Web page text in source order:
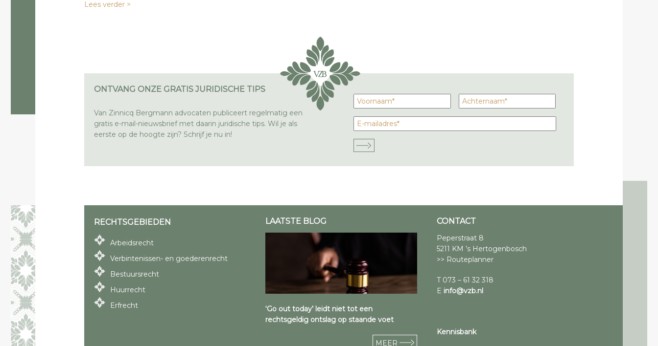
Lees verder >
ONTVANG ONZE GRATIS JURIDISCHE TIPS
Van Zinnicq Bergmann advocaten publiceert regelmatig een
gratis e-mail-nieuwsbrief met daarin juridische tips. Wil je als
eerste op de hoogte zijn? Schrijf je nu in!
RECHTSGEBIEDEN
Arbeidsrecht
Verbintenissen- en goederenrecht
Bestuursrecht
Huurrecht
Erfrecht
LAATSTE BLOG
‘Go out today’ leidt niet tot een
rechtsgeldig ontslag op staande voet
MEER
CONTACT
Peperstraat 8
5211 KM ’s Hertogenbosch
>> Routeplanner
T 073 – 61 32 318
E info@vzb.nl
Kennisbank